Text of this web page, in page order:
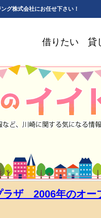
グ株式会社にお任せ下さい！
借りたい 貸
ラザ 2006年のオー